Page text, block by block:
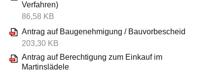
Verfahren)
86,58 KB
Antrag auf Baugenehmigung / Bauvorbescheid
203,30 KB
Antrag auf Berechtigung zum Einkauf im
Martinslädele